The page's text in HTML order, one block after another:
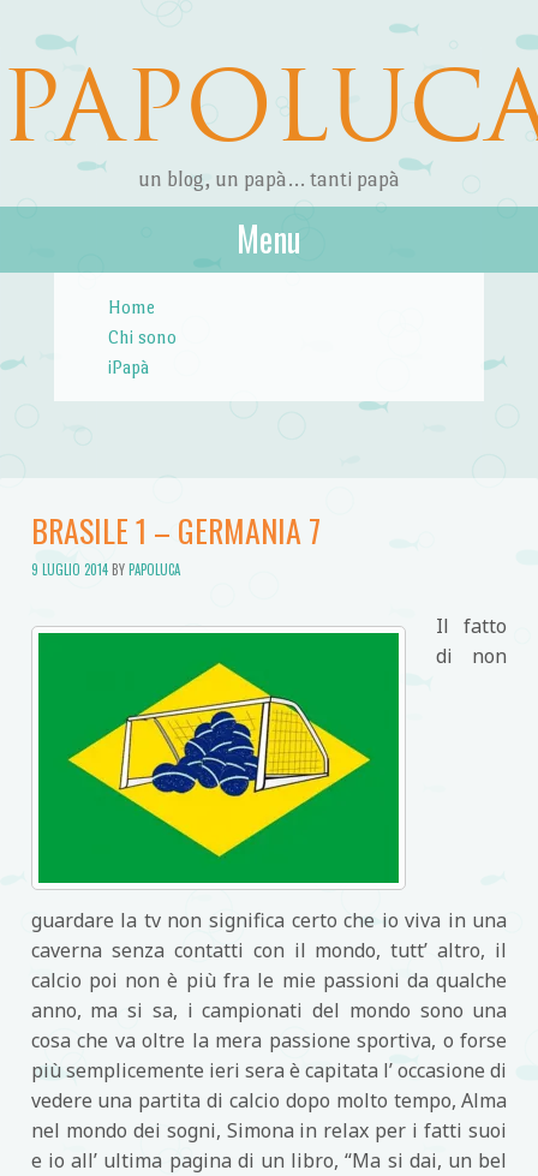
un blog, un papà… tanti papà
Menu
Home
Chi sono
iPapà
BRASILE 1 – GERMANIA 7
9 LUGLIO 2014BYPAPOLUCA
Il fatto
di non
guardare la tv non significa certo che io viva in una
caverna senza contatti con il mondo, tutt’ altro, il
calcio poi non è più fra le mie passioni da qualche
anno, ma si sa, i campionati del mondo sono una
cosa che va oltre la mera passione sportiva, o forse
più semplicemente ieri sera è capitata l’ occasione di
vedere una partita di calcio dopo molto tempo, Alma
nel mondo dei sogni, Simona in relax per i fatti suoi
e io all’ ultima pagina di un libro, “Ma si dai, un bel